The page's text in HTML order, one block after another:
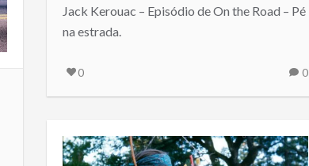
Jack Kerouac – Episódio de On the Road – Pé
na estrada.
0 0